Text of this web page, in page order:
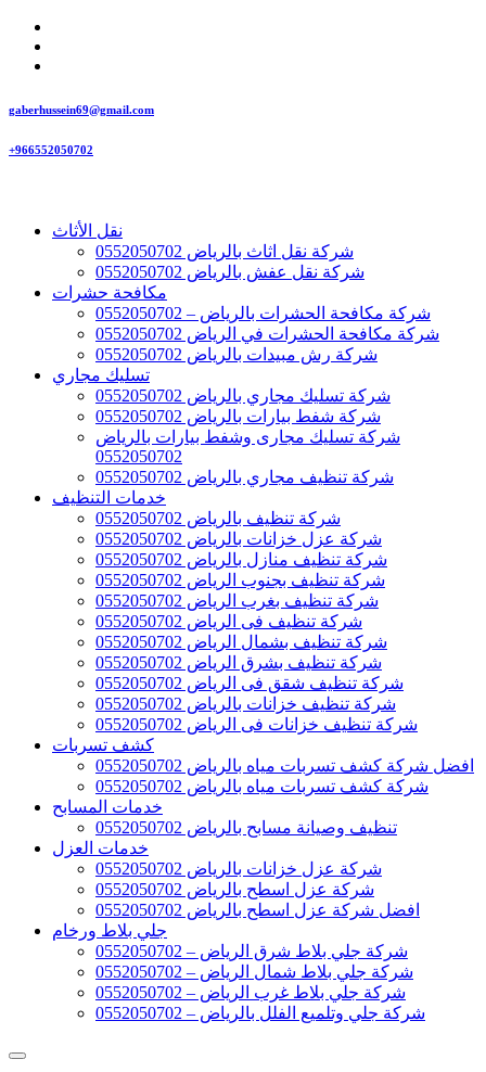
gaberhussein69@gmail.com
+966552050702
نقل الأثاث
شركة نقل اثاث بالرياض 0552050702
شركة نقل عفش بالرياض 0552050702
مكافحة حشرات
شركة مكافحة الحشرات بالرياض – 0552050702
شركة مكافحة الحشرات في الرياض 0552050702
شركة رش مبيدات بالرياض 0552050702
تسليك مجاري
شركة تسليك مجاري بالرياض 0552050702
شركة شفط بيارات بالرياض 0552050702
شركة تسليك مجارى وشفط بيارات بالرياض
0552050702
شركة تنظيف مجاري بالرياض 0552050702
خدمات التنظيف
شركة تنظيف بالرياض 0552050702
شركة عزل خزانات بالرياض 0552050702
شركة تنظيف منازل بالرياض 0552050702
شركة تنظيف بجنوب الرياض 0552050702
شركة تنظيف بغرب الرياض 0552050702
شركة تنظيف فى الرياض 0552050702
شركة تنظيف بشمال الرياض 0552050702
شركة تنظيف بشرق الرياض 0552050702
شركة تنظيف شقق فى الرياض 0552050702
شركة تنظيف خزانات بالرياض 0552050702
شركة تنظيف خزانات فى الرياض 0552050702
كشف تسربات
افضل شركة كشف تسربات مياه بالرياض 0552050702
شركة كشف تسربات مياه بالرياض 0552050702
خدمات المسابح
تنظيف وصيانة مسابح بالرياض 0552050702
خدمات العزل
شركة عزل خزانات بالرياض 0552050702
شركة عزل اسطح بالرياض 0552050702
افضل شركة عزل اسطح بالرياض 0552050702
جلي بلاط ورخام
شركة جلي بلاط شرق الرياض – 0552050702
شركة جلي بلاط شمال الرياض – 0552050702
شركة جلي بلاط غرب الرياض – 0552050702
شركة جلي وتلميع الفلل بالرياض – 0552050702